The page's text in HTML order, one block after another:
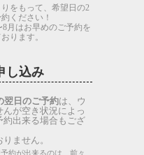
をもって、希望日の2
ください！
8月はお早めのご予約を
ります。
し込み
翌日のご予約は、ウ
んが空き状況によっ
約出来る場合もござ
ません。
約が出来るのは、前々